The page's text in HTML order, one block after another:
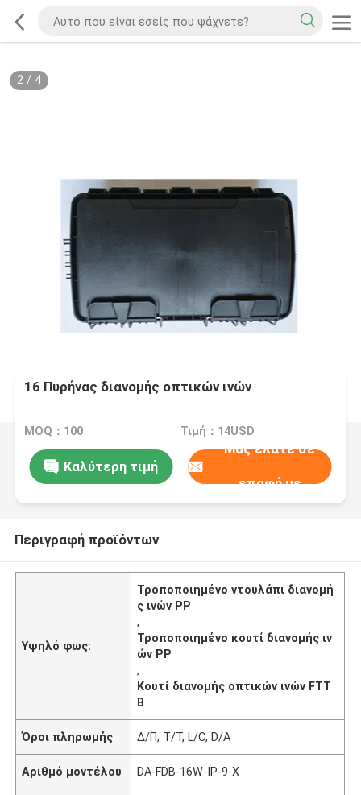
2/ 4
16 Πυρήνας διανομής οπτικών ινών
MOQ：100 Τιμή：14USD
Καλύτερη τιμή
Μας ελάτε σε
επαφή με
Περιγραφή προϊόντων
Υψηλό φως:
Τροποποιημένο ντουλάπι διανομή
ς ινών PP
,
Τροποποιημένο κουτί διανομής ιν
ών PP
,
Κουτί διανομής οπτικών ινών FTT
B
Όροι πληρωμής Δ/Π, T/T, L/C, D/A
Αριθμό μοντέλου DA-FDB-16W-IP-9-Χ